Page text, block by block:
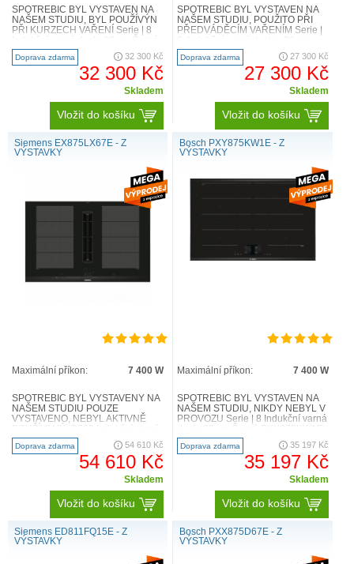
SPOTŘEBIČ BYL VYSTAVEN NA
NAŠEM STUDIU, BYL POUŽÍVÝN
PŘI KURZECH VAŘENÍ Serie | 8
PXY875KW1E Technická speci..
Doprava zdarma 32 300 Kč
32 300 Kč
Skladem
Vložit do košíku
SPOTŘEBIČ BYL VYSTAVEN NA
NAŠEM STUDIU, POUŽITO PŘI
PŘEDVÁDĚCÍM VAŘENÍM Serie |
Černá, instalace na pracovní desku
..Doprava zdarma 27 300 Kč
27 300 Kč
Skladem
Vložit do košíku
Siemens EX875LX67E - Z
VÝSTAVKY
Maximální příkon: 7 400 W
SPOTŘEBIČ BYL VYSTAVENÝ NA
NAŠEM STUDIU POUZE
VYSTAVENO, NEBYL AKTIVNĚ
deska s odsáváním 80 cm
EX875LX67E ..
Doprava zdarma 54 610 Kč
54 610 Kč
Skladem
Vložit do košíku
Bosch PXY875KW1E - Z
VÝSTAVKY
Maximální příkon: 7 400 W
SPOTŘEBIČ BYL VYSTAVEN NA
NAŠEM STUDIU, NIKDY NEBYL V
PROVOZU Serie | 8 Indukční varná
Technická specifikace Spe..
Doprava zdarma 35 197 Kč
35 197 Kč
Skladem
Vložit do košíku
Siemens ED811FQ15E - Z
VÝSTAVKY
Bosch PXX875D67E - Z
VÝSTAVKY